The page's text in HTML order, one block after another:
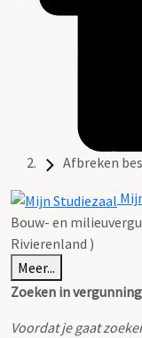
Afbreken
Bouw- en
Rivierenland )
Meer...
Zoeken in
Voordat je gaat